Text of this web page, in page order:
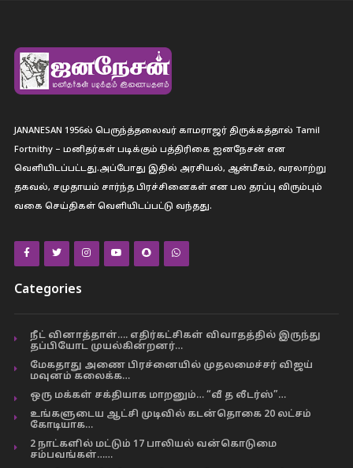
JANANESAN 1956ல் பெருந்த்தலைவர் காமராஜர் திருக்கத்தால் Tamil
Fortnithy – மனிதர்கள் படிக்கும் பத்திரிகை ஐனநேசன் என
வெளியிடப்பட்டது.அப்போது இதில் அரசியல், ஆன்மீகம், வரலாற்று
தகவல், சமுதாயம் சார்ந்த பிரச்சினைகள் என பல தரப்பு விரும்பும்
வகை செய்திகள் வெளியிடப்பட்டு வந்தது.
Categories
நீட் வினாத்தாள்…. எதிர்கட்சிகள் விவாதத்தில் இருந்து
தப்பியோட முயல்கின்றனர்…
மேகதாது அணை பிரச்னையில் முதலமைச்சர் விஜய்
மவுனம் கலைக்க…
ஒரு மக்கள் சக்தியாக மாறனும்… “வீ த லீடர்ஸ்”…
உங்களுடைய ஆட்சி முடிவில் கடன்தொகை 20 லட்சம்
கோடியாக…
2 நாட்களில் மட்டும் 17 பாலியல் வன்கொடுமை
சம்பவங்கள்……